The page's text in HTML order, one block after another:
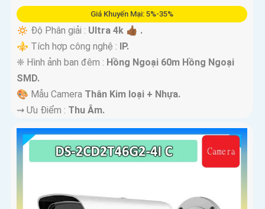
Giá Khuyến Mại: 5%-35%
🔅 Độ Phân giải : Ultra 4k 👍🏾 .
⚜️ Tích hợp công nghệ : IP.
❈ Hình ảnh ban đêm : Hồng Ngoại 60m Hồng Ngoại
SMD.
🎨 Mẫu Camera Thân Kim loại + Nhựa.
️⇝ Ưu Điểm : Thu Âm.